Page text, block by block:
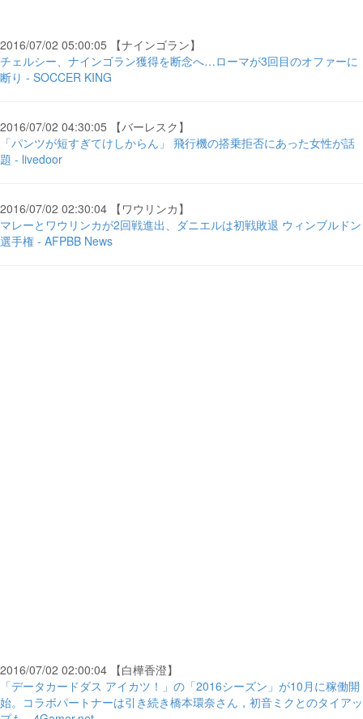
2016/07/02 05:00:05 【ナインゴラン】
チェルシー、ナインゴラン獲得を断念へ…ローマが3回目のオファーに
断り - SOCCER KING
2016/07/02 04:30:05 【バーレスク】
「パンツが短すぎてけしからん」 飛行機の搭乗拒否にあった女性が話
題 - livedoor
2016/07/02 02:30:04 【ワウリンカ】
マレーとワウリンカが2回戦進出、ダニエルは初戦敗退 ウィンブルドン
選手権 - AFPBB News
2016/07/02 02:00:04 【白樺香澄】
「データカードダス アイカツ！」の「2016シーズン」が10月に稼働開
始。コラボパートナーは引き続き橋本環奈さん，初音ミクとのタイアッ